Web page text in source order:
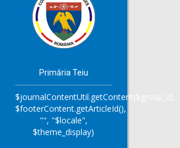
Primăria Teiu
$journalContentUtil.getContent($group_id,
$footerContent.getArticleId(),
"", "$locale",
$theme_display)